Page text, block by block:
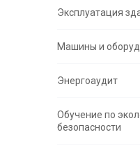
Эксплуатация
Машины и
Энергоаудит
Обучение по
безопасности